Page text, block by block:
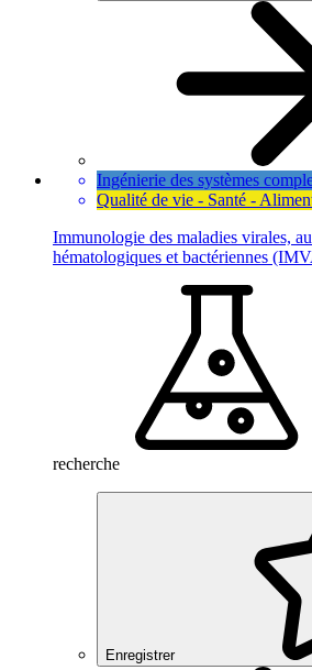
Ingénierie des systèmes
Qualité de vie - Santé -
Immunologie des maladies virales,
hématologiques et bactériennes
recherche
Enregistrer